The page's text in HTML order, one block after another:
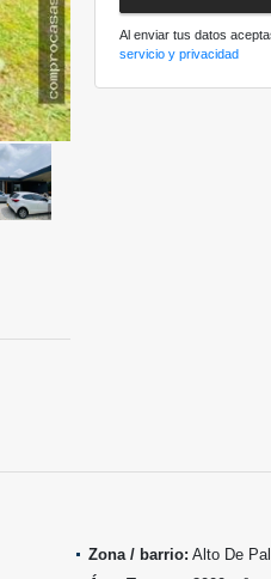
Al enviar tus datos
servicio y privacidad
Zona / barrio: Alto De